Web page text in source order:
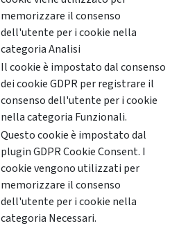
memorizzare il consenso
dell'utente per i cookie nella
categoria Analisi
Il cookie è impostato dal consenso
dei cookie GDPR per registrare il
consenso dell'utente per i cookie
nella categoria Funzionali.
Questo cookie è impostato dal
plugin GDPR Cookie Consent. I
cookie vengono utilizzati per
memorizzare il consenso
dell'utente per i cookie nella
categoria Necessari.